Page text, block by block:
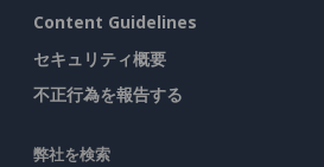
Content Guidelines
セキュリティ概要
不正行為を報告する
弊社を検索